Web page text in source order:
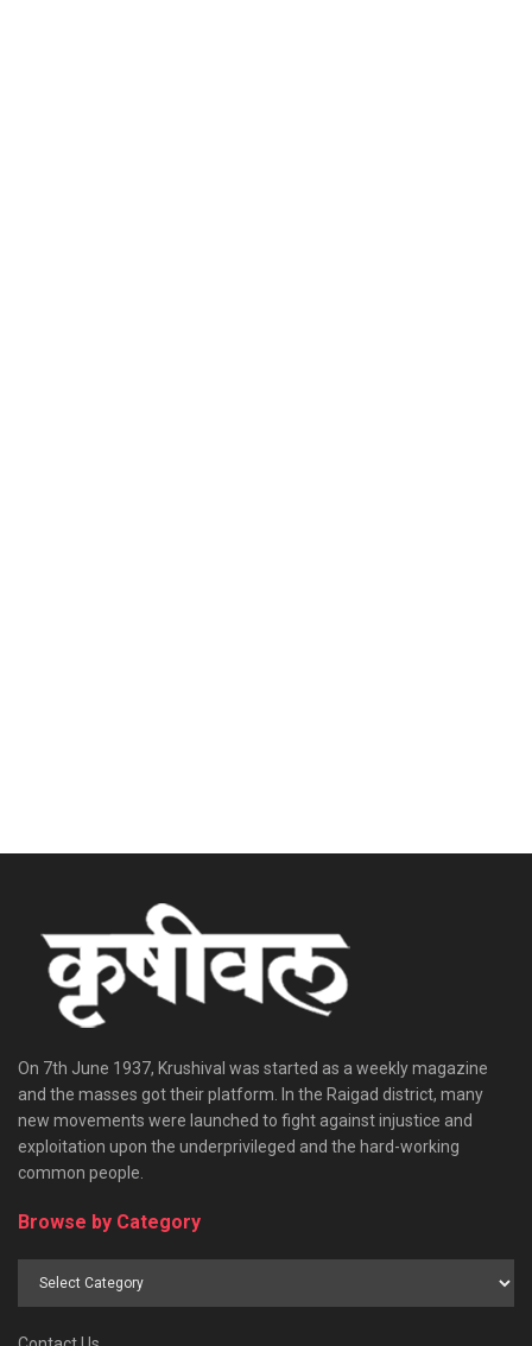
On 7th June 1937, Krushival was started as a weekly magazine
and the masses got their platform. In the Raigad district, many
new movements were launched to fight against injustice and
exploitation upon the underprivileged and the hard-working
common people.
Browse by Category